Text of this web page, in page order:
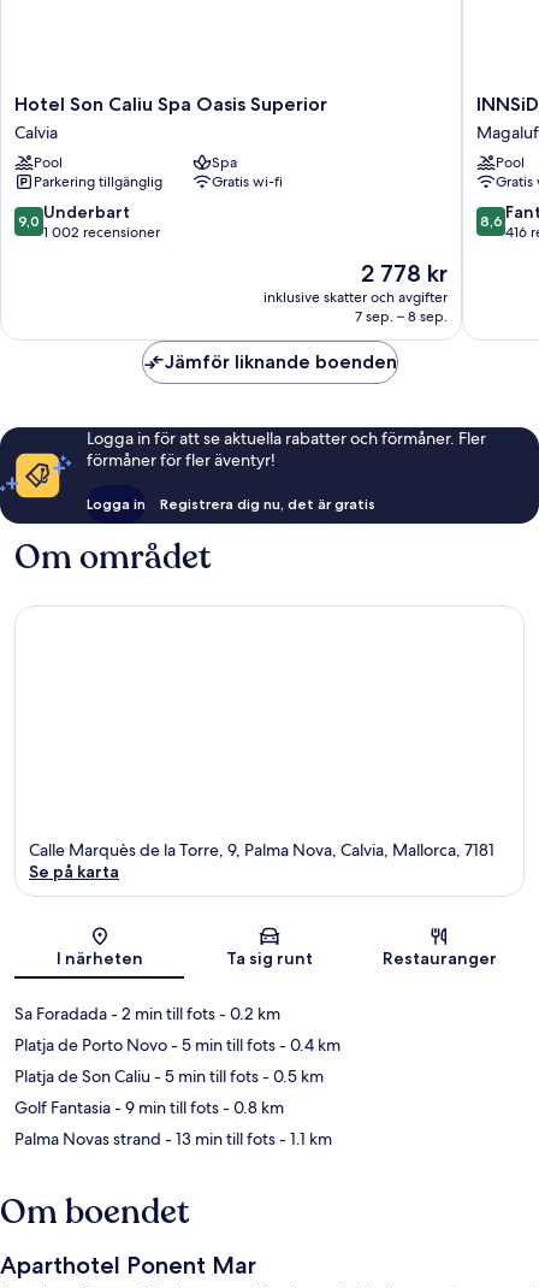
Hotel
Son
Caliu
Spa
Oasis
Superior
Calvia
Hotel Son Caliu Spa Oasis Superior
Calvia
Pool
Spa
Parkering tillgänglig
Gratis wi-fi
9.0
av
9,0 Underbart
1 002 recensioner
Priset
är
2 778 kr
2 778 kr
inklusive skatter och avgifter
7 sep. – 8 sep.
by
Meliá
Calviá
Beach
Magaluf
Magaluf
Pool
8.6
av
8,6
416
Jämför liknande boenden
Logga in för att se aktuella rabatter och förmåner. Fler
förmåner för fler äventyr!
Logga in Registrera dig nu, det är gratis
Om området
Karta
Calle Marquès de la Torre, 9, Palma Nova, Calvia, Mallorca, 7181
Se på karta
I närheten Ta sig runt Restauranger
Sa Foradada- 2 min till fots- 0.2 km
Platja de Porto Novo- 5 min till fots- 0.4 km
Platja de Son Caliu- 5 min till fots- 0.5 km
Golf Fantasia- 9 min till fots- 0.8 km
Palma Novas strand - 13 min till fots- 1.1 km
Om boendet
Aparthotel Ponent Mar